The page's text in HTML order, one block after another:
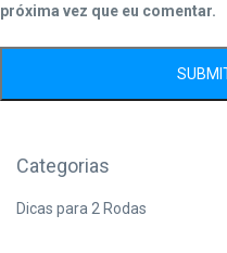
próxima vez que eu comentar.
Categorias
Dicas para 2 Rodas